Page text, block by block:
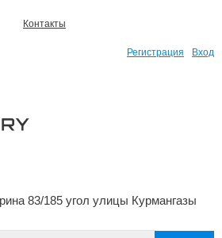
Контакты
Регистрация Вход
83/185 угол улицы Курмангазы